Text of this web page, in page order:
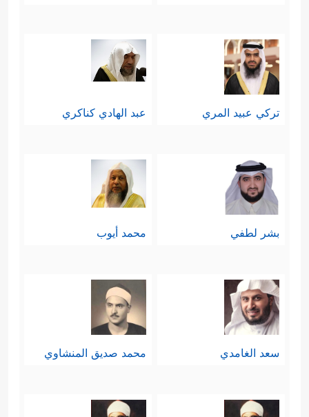
تركي عبيد المري عبد الهادي كناكري
بشر لطفي محمد أيوب
سعد الغامدي محمد صديق المنشاوي